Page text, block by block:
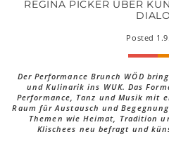
REGINA PICKER ÜBER
Posted
Der Performance Brunch WÖD
und Kulinarik ins WUK. Das
Performance, Tanz und Musik mit
Raum für Austausch und
Themen wie Heimat, Tradition
Klischees neu befragt und